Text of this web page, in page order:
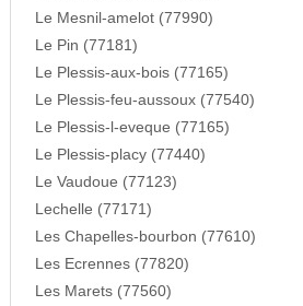
Le Mesnil-amelot (77990)
Le Pin (77181)
Le Plessis-aux-bois (77165)
Le Plessis-feu-aussoux (77540)
Le Plessis-l-eveque (77165)
Le Plessis-placy (77440)
Le Vaudoue (77123)
Lechelle (77171)
Les Chapelles-bourbon (77610)
Les Ecrennes (77820)
Les Marets (77560)